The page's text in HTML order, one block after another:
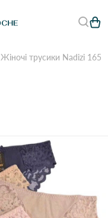
Жіночі трусики Nadizi 1656